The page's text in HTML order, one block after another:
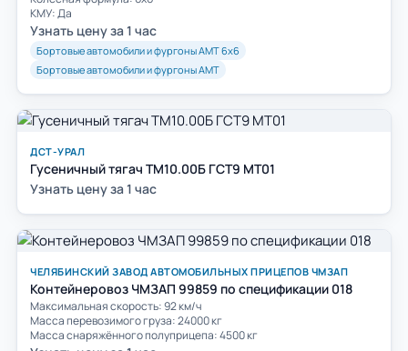
КМУ: Да
Узнать цену за 1 час
Бортовые автомобили и фургоны АМТ 6х6
Бортовые автомобили и фургоны АМТ
ДСТ-УРАЛ
Гусеничный тягач ТМ10.00Б ГСТ9 МТ01
Узнать цену за 1 час
ЧЕЛЯБИНСКИЙ ЗАВОД АВТОМОБИЛЬНЫХ ПРИЦЕПОВ ЧМЗАП
Контейнеровоз ЧМЗАП 99859 по спецификации 018
Максимальная скорость: 92 км/ч
Масса перевозимого груза: 24000 кг
Масса снаряжённого полуприцепа: 4500 кг